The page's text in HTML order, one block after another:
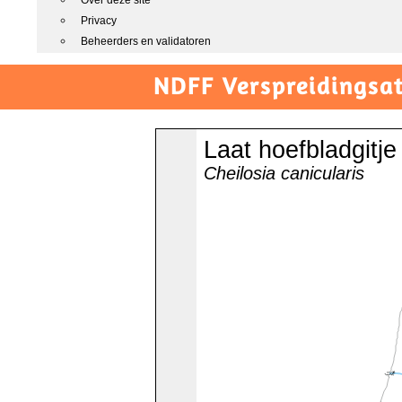
Privacy
Beheerders en validatoren
NDFF